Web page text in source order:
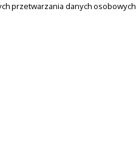
przetwarzania danych osobowych